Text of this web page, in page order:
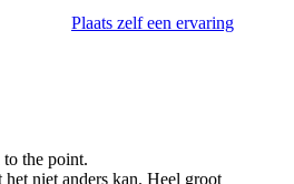
Plaats zelf een ervaring
to the point.
niet anders kan. Heel groot